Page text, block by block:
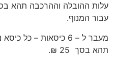
עבור המנוף.
מעבר ל – 6 כיסאות –
תהא בסך 25 ₪.